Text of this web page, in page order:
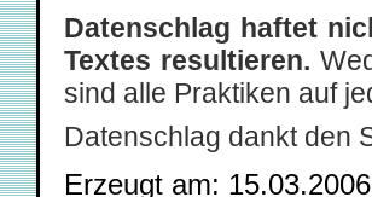
Datenschlag haftet
Textes resultieren.
sind alle Praktiken auf
Datenschlag dankt den
Erzeugt am: 15.03.2006